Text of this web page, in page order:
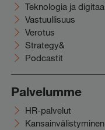
Teknologia ja
Vastuullisuus
Verotus
Strategy&
Podcastit
Palvelumme
HR-palvelut
Kansainvälistyminen